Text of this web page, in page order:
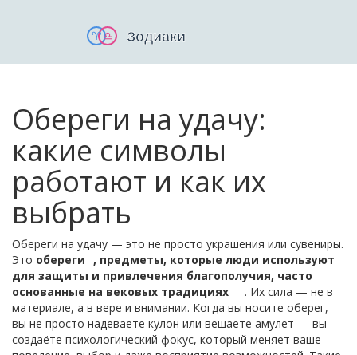
Обереги на удачу:
какие символы
работают и как их
выбрать
Обереги на удачу — это не просто украшения или сувениры.
Это обереги , предметы, которые люди используют
для защиты и привлечения благополучия, часто
основанные на вековых традициях
. Их сила — не в
материале, а в вере и внимании. Когда вы носите оберег,
вы не просто надеваете кулон или вешаете амулет — вы
создаёте психологический фокус, который меняет ваше